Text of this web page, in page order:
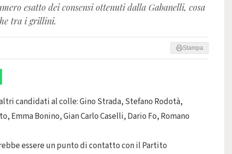
esatto dei consensi ottenuti dalla Gabanelli, cosa
tra i grillini.
Stampa
candidati al colle: Gino Strada, Stefano Rodotà,
Emma Bonino, Gian Carlo Caselli, Dario Fo, Romano
essere un punto di contatto con il Partito